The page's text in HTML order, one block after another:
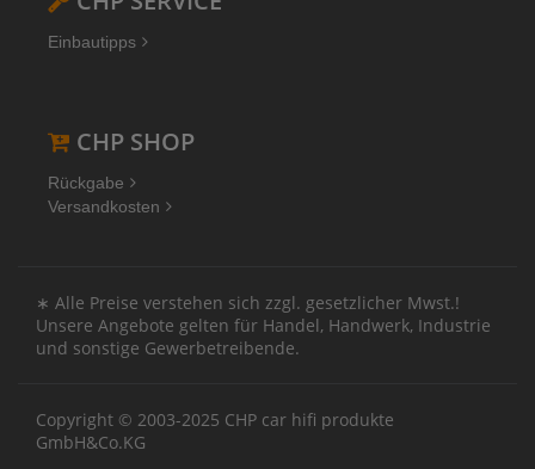
Einbautipps
CHP SHOP
Rückgabe
Versandkosten
∗ Alle Preise verstehen sich zzgl. gesetzlicher Mwst.!
Unsere Angebote gelten für Handel, Handwerk, Industrie
und sonstige Gewerbetreibende.
Copyright © 2003-2025 CHP car hifi produkte
GmbH&Co.KG